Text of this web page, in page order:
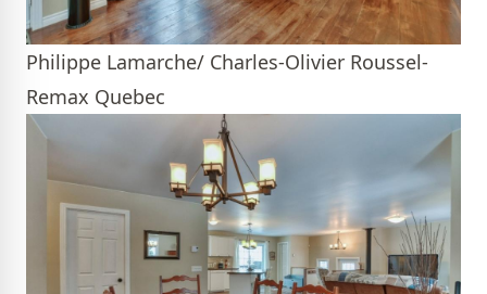
Philippe Lamarche/ Charles-Olivier Roussel-
Remax Quebec